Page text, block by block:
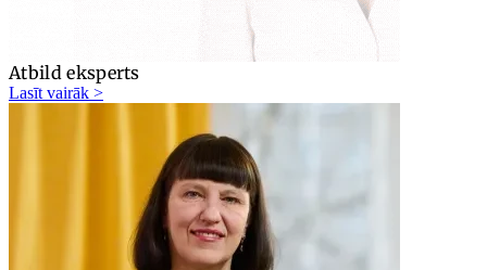
Atbild eksperts
Lasīt vairāk >